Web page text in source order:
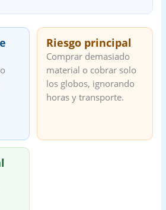
Riesgo principal
Comprar demasiado
material o cobrar solo
los globos, ignorando
horas y transporte.